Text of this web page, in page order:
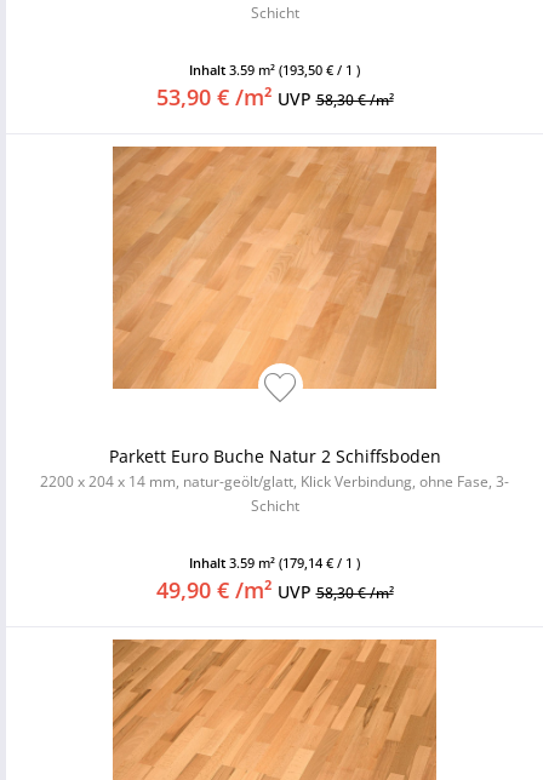
Schicht
Inhalt 3.59 m² (193,50 € / 1 )
53,90 € /m² UVP58,30 € /m²
Parkett Euro Buche Natur 2 Schiffsboden
2200 x 204 x 14 mm, natur-geölt/glatt, Klick Verbindung, ohne Fase, 3-
Schicht
Inhalt 3.59 m² (179,14 € / 1 )
49,90 € /m² UVP58,30 € /m²